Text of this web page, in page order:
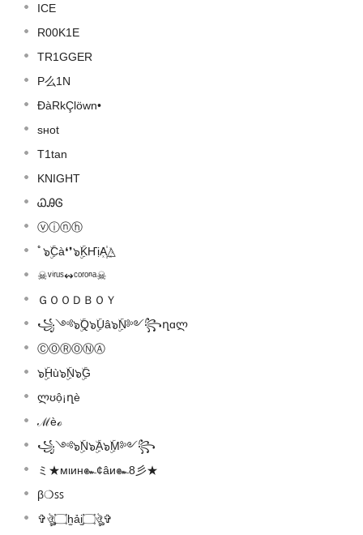
ICE
R00K1E
TR1GGER
P么1N
ĐàRkÇlöwn•
sʜot
T1tan
KNIGHT
ᏇᎯᎶ
ⓥⓘⓝⓗ
ﾟ๖ۣۜCà❛❜๖ۣۜKҤịA꙰△
☠ᵛⁱʳᵘˢ↭ᶜᵒʳᵒⁿᵃ☠
ＧＯＯＤＢＯＹ
꧁༺๖ۣۜQ๖ۣۜUâ๖ۣۜN༻꧂ղɑლ
ⒸⓄⓇⓄⓃⒶ
๖ۣۜHù๖ۣۜN๖ۣۜG
ლʊộ¡ղè
ℳèℴ
꧁༺๖ۣۜN๖ۣۜA๖ۣۜM༻꧂
ミ★мιин๛¢âи๛8彡★
β❍ꜱꜱ
✞ঔৣ۝h̫ải̫۝ঔৣ✞